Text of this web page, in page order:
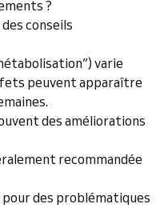
?
conseils
varie
peuvent apparaître
des améliorations
recommandée
des problématiques